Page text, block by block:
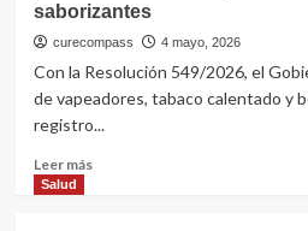
récord:
130
en
2025,
180
en
saborizantes
curecompass 4 mayo, 2026
Con la Resolución 549/2026, el
de vapeadores, tabaco calentado y
registro...
Leer másLeer
Salud